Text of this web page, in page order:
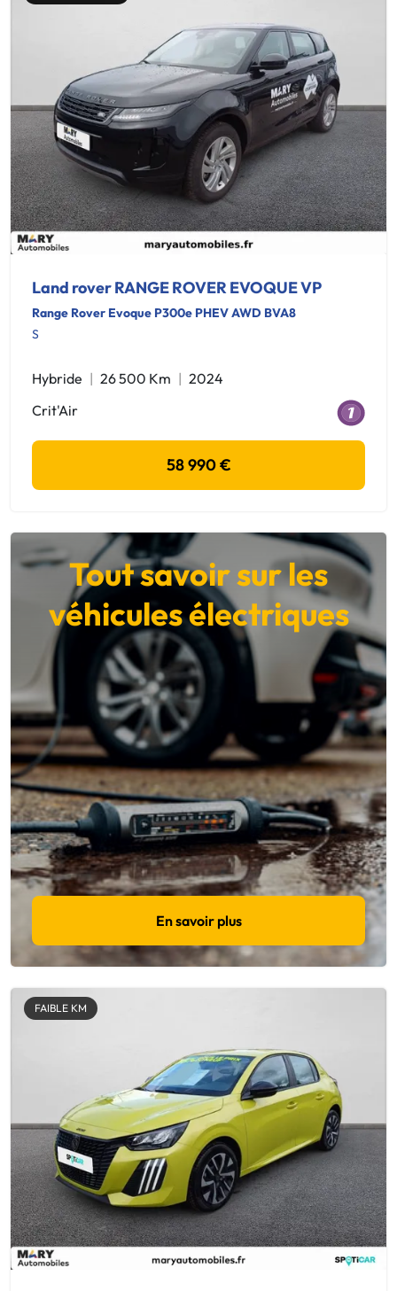
Land rover RANGE ROVER EVOQUE VP
Range Rover Evoque P300e PHEV AWD BVA8
S
Hybride 26 500 Km
2024
Crit'Air
58 990 €
Tout savoir sur les
véhicules électriques
En savoir plus
FAIBLE KM